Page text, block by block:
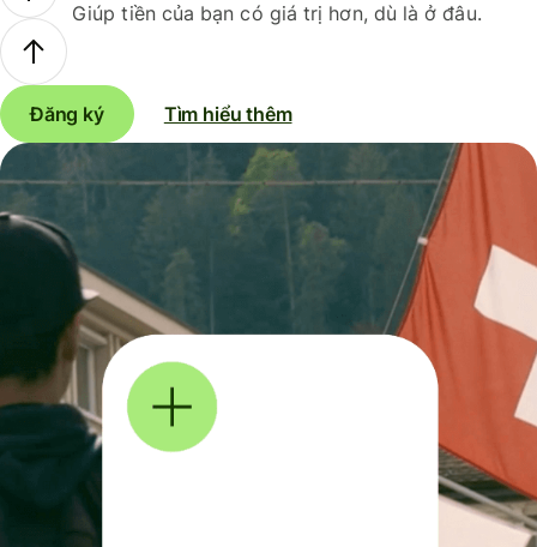
Giúp tiền của bạn có giá trị hơn, dù là ở đâu.
Đăng ký Tìm hiểu thêm